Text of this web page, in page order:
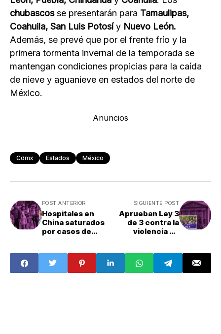
chubascosse presentarán para Tamaulipas,
Coahuila, San Luis Potosíy Nuevo León.
Además, se prevé que por el frente frío y la
primera tormenta invernal de la temporada se
mantengan condiciones propicias para la caída
de nieve y aguanieve en estados del norte de
México.
Anuncios
Cdmx Estados México
POST ANTERIOR
Hospitales en
China saturados
por casos de
SIGUIENTE POST
Aprueban Ley 3
de 3 contra la
violencia de